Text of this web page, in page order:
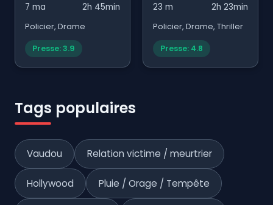
7 ma 2h 45min
Policier, Drame
Presse: 3.9
23 m 2h 23min
Policier, Drame, Thriller
Presse: 4.8
Tags populaires
Vaudou Relation victime / meurtrier
Hollywood Pluie / Orage / Tempête